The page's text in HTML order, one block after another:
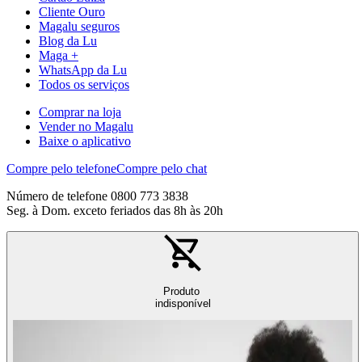
Cliente Ouro
Magalu seguros
Blog da Lu
Maga +
WhatsApp da Lu
Todos os serviços
Comprar na loja
Vender no Magalu
Baixe o aplicativo
Compre pelo telefoneCompre pelo chat
Número de telefone 0800 773 3838
Seg. à Dom. exceto feriados das 8h às 20h
Produto
indisponível